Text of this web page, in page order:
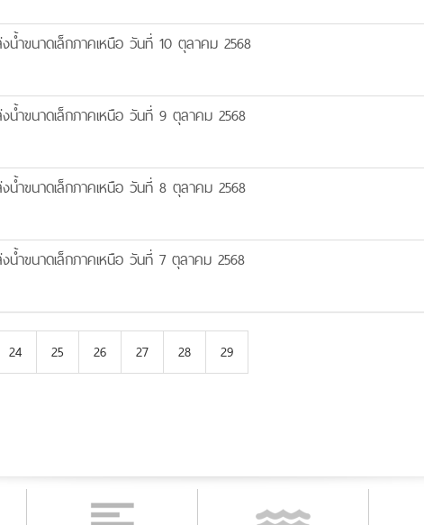
ำขนาดเล็กภาคเหนือ วันที่ 10 ตุลาคม 2568
ำขนาดเล็กภาคเหนือ วันที่ 9 ตุลาคม 2568
ำขนาดเล็กภาคเหนือ วันที่ 8 ตุลาคม 2568
ำขนาดเล็กภาคเหนือ วันที่ 7 ตุลาคม 2568
24 25 26 27 28
29